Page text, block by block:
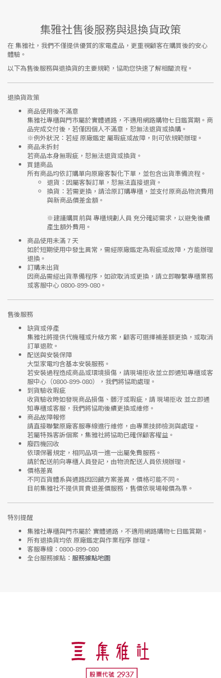
集雅社售後服務與退換貨政策
在集雅社 ，我們不僅提供優質的家電產品，更重視顧客在購買後的安心
體驗。
以下為售後服務與退換貨的主要規範，協助您快速了解相關流程。
退換貨政策
商品使用後不滿意
集雅社專櫃與門市屬於實體通路，不適用網路購物七日鑑賞期 。商
品完成交付後，若僅因個人不滿意，恕無法退貨或換購。
※例外狀況：若經 原廠鑑定 屬瑕疵或故障，則可依規範辦理。
商品未拆封
若商品本身無瑕疵，恕無法退貨或換貨。
買錯商品
所有商品均依訂購單向原廠客製化下單 ，並包含出貨準備流程。
退貨 ：因屬客製訂單，恕無法直接退貨。
換貨 ：若需更換，請洽原訂購專櫃，並支付原商品物流費用
與新商品價差金額 。
※建議購買前與專櫃規劃人員 充分確認需求，以避免後續
產生額外費用。
商品使用未滿 7 天
如於短期使用中發生異常，需經原廠鑑定為瑕疵或故障，方能辦理
退換。
訂購未出貨
因商品需經出貨準備程序，如欲取消或更換，請立即聯繫專櫃業務
或客服中心 0800-899-080 。
售後服務
缺貨或停產
集雅社將提供代機種或升級方案 ，顧客可選擇補差額更換，或取消
訂單退款。
配送與安裝保障
大型家電均含基本安裝服務。
若安裝過程造成商品或環境損傷，請現場拒收並立即通知專櫃或客
服中心 （0800-899-080），我們將協助處理。
到貨驗收瑕疵
收貨驗收時如發現商品損傷、髒汙或瑕疵 ，請 現場拒收 並立即通
知專櫃或客服，我們將協助後續更換或維修。
商品故障報修
請直接聯繫原廠客服專線進行維修，由專業技師檢測與處理。
若屬特殊客訴個案，集雅社將協助已確保顧客權益。
廢四機回收
依環保署規定，相同品項一進一出屬免費服務。
請於配送前向專櫃人員登記，由物流配送人員依規辦理。
價格差異
不同百貨體系與通路因回饋方案差異，價格可能不同。
目前集雅社不提供買貴退差價服務 ，售價依現場報價為準。
特別提醒
集雅社專櫃與門市屬於 實體通路，不適用網路購物七日鑑賞期 。
所有退換貨均依 原廠鑑定與作業程序辦理。
客服專線： 0800-899-080
全台服務據點： 服務據點地圖